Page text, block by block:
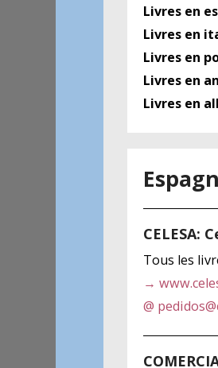
Livres en
Livres en
Livres en
Livres en
Livres en
CELESA:
Tous les
→
@